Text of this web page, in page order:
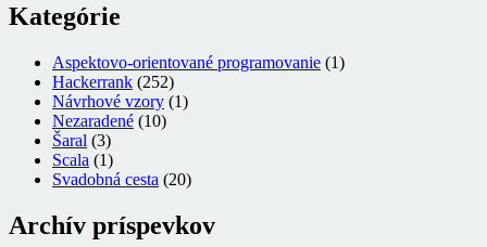
Kategórie
Aspektovo-orientované programovanie (1)
Hackerrank (252)
Návrhové vzory (1)
Nezaradené (10)
Šaral (3)
Scala (1)
Svadobná cesta (20)
Archív príspevkov